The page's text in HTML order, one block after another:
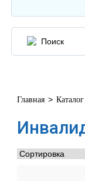
Главная >